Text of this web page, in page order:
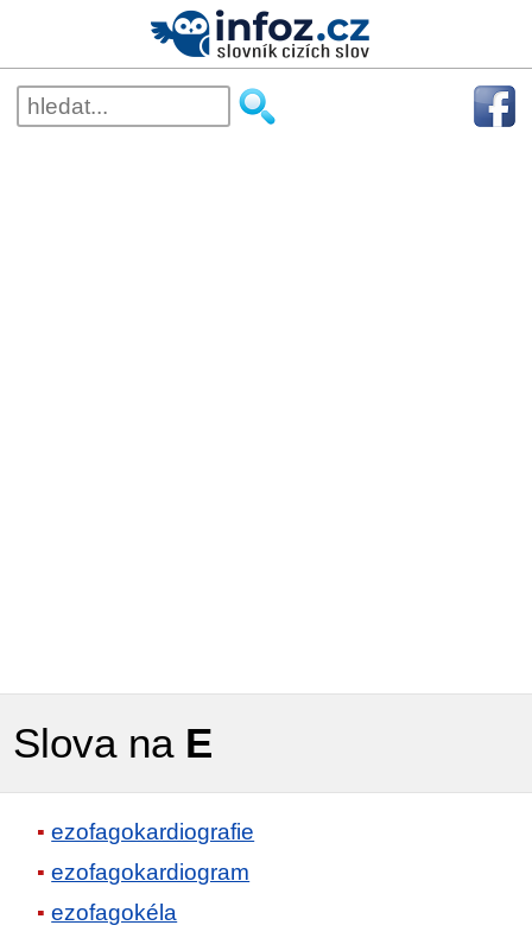
Slova na E
ezofagokardiografie
ezofagokardiogram
ezofagokéla